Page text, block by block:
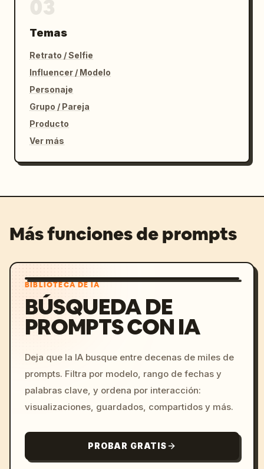
Temas
Retrato / Selfie
Influencer / Modelo
Personaje
Grupo / Pareja
Producto
Ver más
Más funciones de prompts
BIBLIOTECA DE IA
BÚSQUEDA DE
PROMPTS CON IA
Deja que la IA busque entre decenas de miles de
prompts. Filtra por modelo, rango de fechas y
palabras clave, y ordena por interacción:
visualizaciones, guardados, compartidos y más.
PROBAR GRATIS